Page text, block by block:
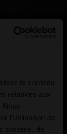
le contenu
relatives aux
Nous
l'utilisation de
sociaux, de